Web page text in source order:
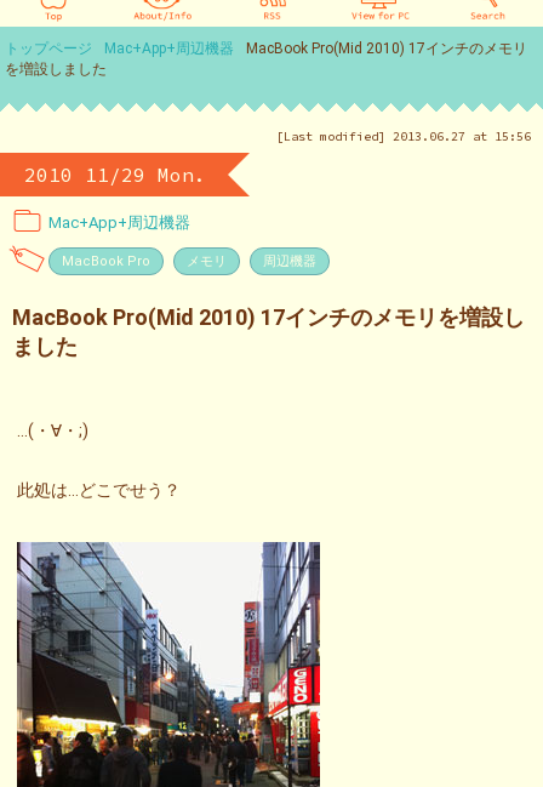
トップページ Mac+App+周辺機器
MacBook Pro(Mid 2010) 17インチのメモリ
を増設しました
[Last modified] 2013.06.27 at 15:56
2010 11/29 Mon.
Mac+App+周辺機器
MacBook Pro メモリ 周辺機器
MacBook Pro(Mid 2010) 17インチのメモリを増設し
ました
…(・∀・;)
此処は…どこでせう？